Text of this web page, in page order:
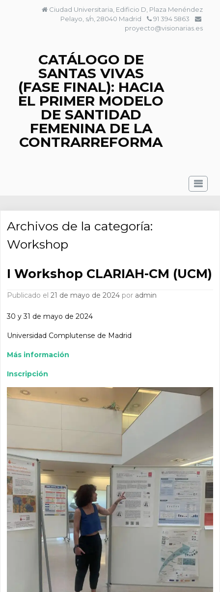
Ciudad Universitaria, Edificio D, Plaza Menéndez
Pelayo, s/n, 28040 Madrid
91 394 5863
proyecto@visionarias.es
CATÁLOGO DE
SANTAS VIVAS
(FASE FINAL): HACIA
EL PRIMER MODELO
DE SANTIDAD
FEMENINA DE LA
CONTRARREFORMA
Archivos de la categoría:
Workshop
I Workshop CLARIAH-CM (UCM)
Publicado el21 de mayo de 2024 por admin
30 y 31 de mayo de 2024
Universidad Complutense de Madrid
Más información
Inscripción